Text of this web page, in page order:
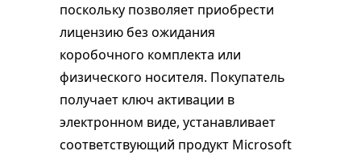
поскольку позволяет приобрести
лицензию без ожидания
коробочного комплекта или
физического носителя. Покупатель
получает ключ активации в
электронном виде, устанавливает
соответствующий продукт Microsoft